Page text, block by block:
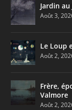
Jardin
Août 3,
Le Loup
Août 2,
Frère,
Valmore
Août 2,